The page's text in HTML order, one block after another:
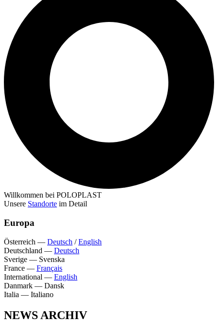
Willkommen bei POLOPLAST
Unsere Standorte im Detail
Europa
Österreich — Deutsch /English
Deutschland — Deutsch
Sverige — Svenska
France — Français
International — English
Danmark — Dansk
Italia — Italiano
NEWS ARCHIV